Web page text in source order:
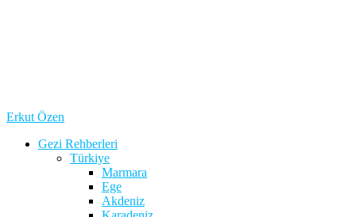
Erkut Özen
Gezi Rehberleri
Türkiye
Marmara
Ege
Akdeniz